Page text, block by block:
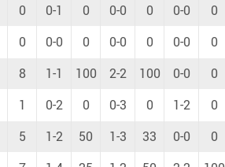
0 0-1 0 0-0 0 0-0 0
0 0-0 0 0-0 0 0-0 0
8 1-1 100 2-2 100 0-0 0
1 0-2 0 0-3 0 1-2 0
5 1-2 50 1-3 33 0-0 0